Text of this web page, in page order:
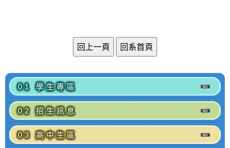
01 學生專區
02 招生訊息
03 高中生區